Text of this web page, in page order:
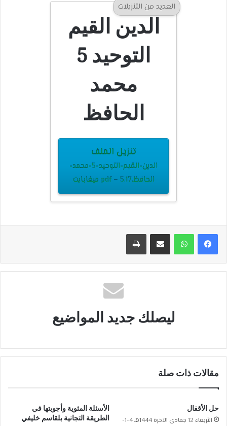
العديد من التنزيلات
الدين القيم
التوحيد 5
محمد
الحافظ
تنزيل الملف
الدين-القيم-التوحيد-5-محمد-
الحافظ.pdf – 5.17 ميغابايت
مشاركة عبر البريد
ليصلك جديد المواضيع
مقالات ذات صلة
حل الأقفال
الأربعاء 12 جمادى الآخرة 1444هـ 4-1-
الأسئلة المئوية وأجوبتها في
الطريقة التجانية بلقاسم خليفي